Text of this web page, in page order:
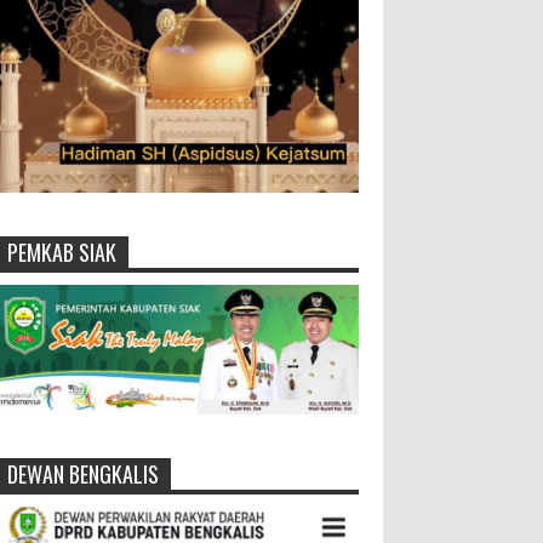
PEMKAB SIAK
DEWAN BENGKALIS